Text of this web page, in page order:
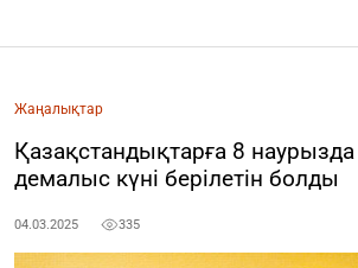
Жаңалықтар
Қазақстандықтарға 8
демалыс күні берілетін болды
04.03.2025 335